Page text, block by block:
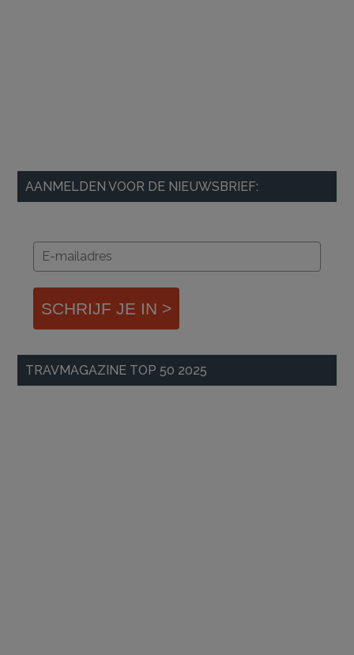
AANMELDEN VOOR DE NIEUWSBRIEF:
SCHRIJF JE IN >
TRAVMAGAZINE TOP 50 2025